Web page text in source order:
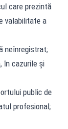
care prezintă
valabilitate a
neînregistrat;
în cazurile şi
public de
profesional;